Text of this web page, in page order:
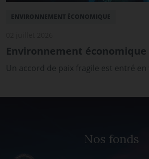
ENVIRONNEMENT ÉCONOMIQUE
Environnement économique
Un accord de paix fragile est entré en
Nos fonds